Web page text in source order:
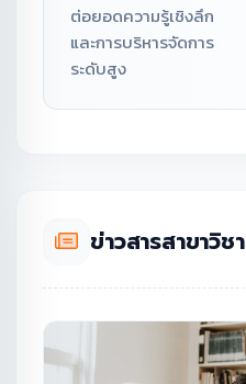
ต่อยอดความรู้เชิงลึก
และการบริหารจัดการ
ระดับสูง
ข่าวสารสาขาวิชา